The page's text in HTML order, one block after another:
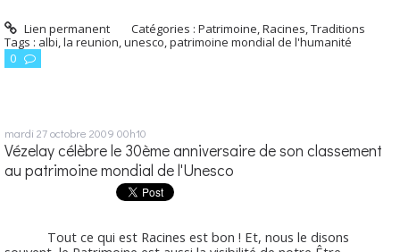
Lien permanent Catégories :Patrimoine, Racines, Traditions
Tags : albi la reunion unesco patrimoine mondial de l'humanité
0
mardi 27octobre 2009 00h10
Vézelay célèbre le 30ème anniversaire de son classement
au patrimoine mondial de l'Unesco
Tout ce qui est Racines est bon ! Et, nous le disons